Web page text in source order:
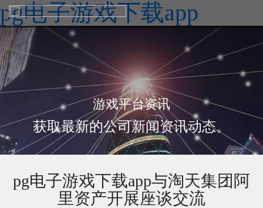
pg电子游戏下载app
游戏平台资讯
获取最新的公司新闻资讯动态。
pg电子游戏下载app与淘天集团阿
里资产开展座谈交流